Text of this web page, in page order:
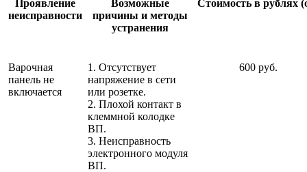
Проявление
неисправности
Возможные
причины и методы
устранения
Стоимость в рублях
Варочная
панель не
включается
1. Отсутствует
напряжение в сети
или розетке.
2. Плохой контакт в
клеммной колодке
ВП.
3. Неисправность
электронного модуля
ВП.
600 руб.